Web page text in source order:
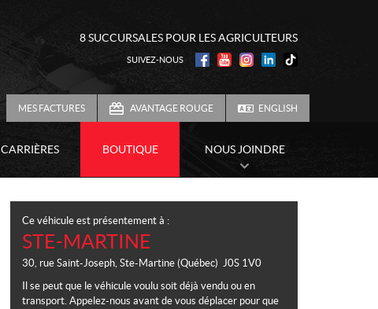
8 SUCCURSALES POUR LES AGRICULTEURS
SUIVEZ-NOUS
MES FACTURES AVANTAGE ROUGE ENGLISH
CARRIÈRES BOUTIQUE NOUS JOINDRE
Ce véhicule est présentement à :
STE-MARTINE
30, rue Saint-Joseph, Ste-Martine (Québec) J0S 1V0
Il se peut que le véhicule voulu soit déjà vendu ou en
transport. Appelez-nous avant de vous déplacer pour que